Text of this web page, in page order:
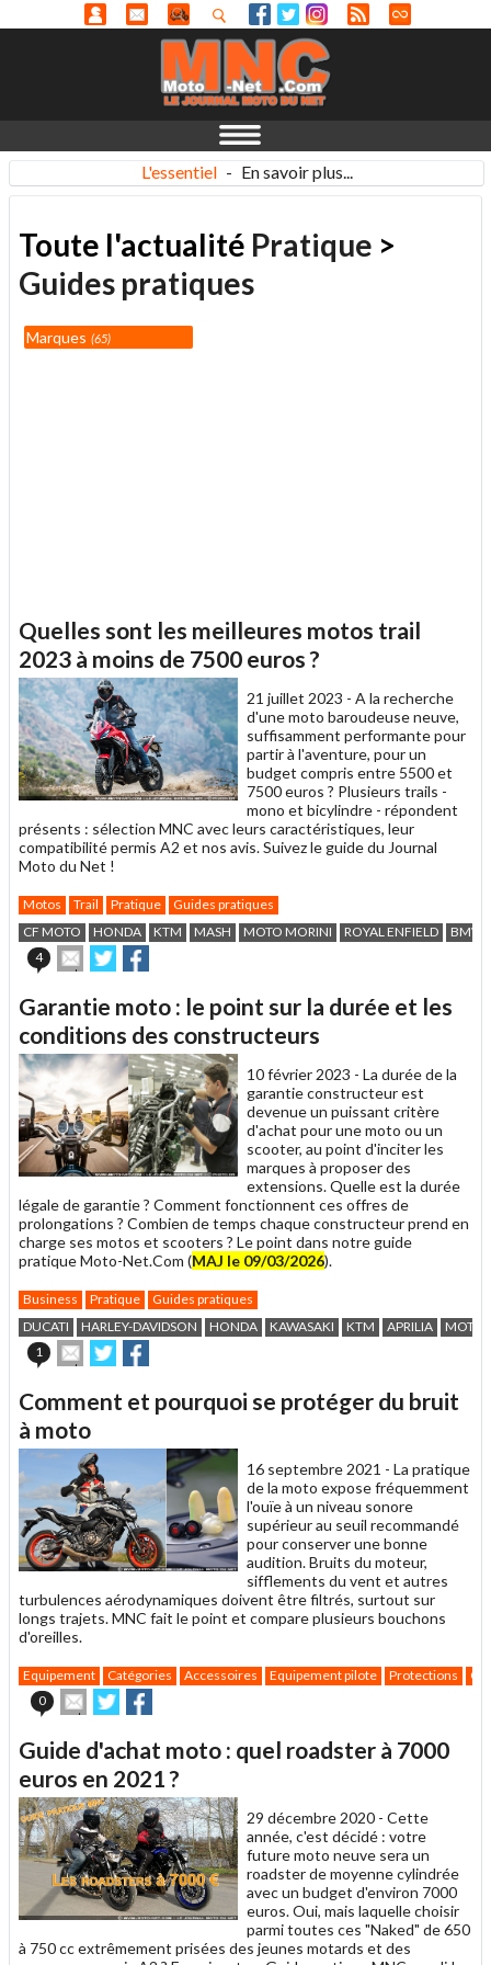
L'essentiel - En savoir plus...
Toute l'actualité Pratique >
Guides pratiques
Marques 65
Quelles sont les meilleures motos trail
2023 à moins de 7500 euros ?
21 juillet 2023 - A la recherche
d'une moto baroudeuse neuve,
suffisamment performante pour
partir à l'aventure, pour un
budget compris entre 5500 et
7500 euros ? Plusieurs trails -
mono et bicylindre - répondent
présents : sélection MNC avec leurs caractéristiques, leur
compatibilité permis A2 et nos avis. Suivez le guide du Journal
Moto du Net !
Motos Trail Pratique
Guides pratiques
CF MOTO
HONDA KTM MASH MOTO MORINI ROYAL ENFIELD
BMW
4
Envoyer
cet
à
un
ami
Partager
sur sur
Garantie moto : le point sur la durée et les
conditions des constructeurs
10 février 2023 - La durée de la
garantie constructeur est
devenue un puissant critère
d'achat pour une moto ou un
scooter, au point d'inciter les
marques à proposer des
extensions. Quelle est la durée
légale de garantie ? Comment fonctionnent ces offres de
prolongations ? Combien de temps chaque constructeur prend en
charge ses motos et scooters ? Le point dans notre guide
pratique Moto-Net.Com (MAJ le 09/03/2026).
Business Pratique
Guides pratiques
DUCATI
HARLEY-DAVIDSON HONDA KAWASAKI KTM APRILIA
MOTO
1
Envoyer
cet
à
un
ami
Partager
sur sur
Comment et pourquoi se protéger du bruit
à moto
16 septembre 2021 - La pratique
de la moto expose fréquemment
l'ouïe à un niveau sonore
supérieur au seuil recommandé
pour conserver une bonne
audition. Bruits du moteur,
sifflements du vent et autres
turbulences aérodynamiques doivent être filtrés, surtout sur
longs trajets. MNC fait le point et compare plusieurs bouchons
d'oreilles.
Equipement Catégories Accessoires Equipement pilote Protections
0
Envoyer
cet
à
un
ami
Partager
sur sur
Guide d'achat moto : quel roadster à 7000
euros en 2021 ?
29 décembre 2020 - Cette
année, c'est décidé : votre
future moto neuve sera un
roadster de moyenne cylindrée
avec un budget d'environ 7000
euros. Oui, mais laquelle choisir
parmi toutes ces "Naked" de 650
à 750 cc extrêmement prisées des jeunes motards et des